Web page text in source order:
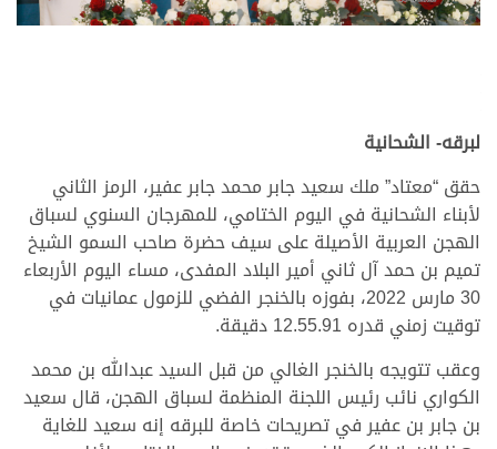
لبرقه- الشحانية
حقق “معتاد” ملك سعيد جابر محمد جابر عفير، الرمز الثاني
لأبناء الشحانية في اليوم الختامي، للمهرجان السنوي لسباق
الهجن العربية الأصيلة على سيف حضرة صاحب السمو الشيخ
تميم بن حمد آل ثاني أمير البلاد المفدى، مساء اليوم الأربعاء
30 مارس 2022، بفوزه بالخنجر الفضي للزمول عمانيات في
توقيت زمني قدره 12.55.91 دقيقة.
وعقب تتويجه بالخنجر الغالي من قبل السيد عبدالله بن محمد
الكواري نائب رئيس اللجنة المنظمة لسباق الهجن، قال سعيد
بن جابر بن عفير في تصريحات خاصة للبرقه إنه سعيد للغاية